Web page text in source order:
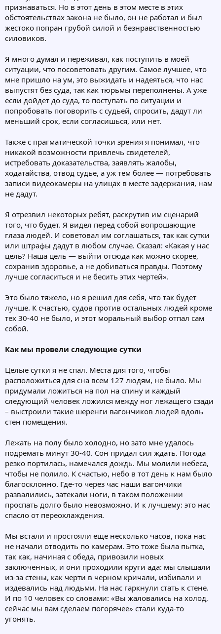
признаваться. Но в этот день в этом месте в этих
обстоятельствах закона не было, он не работал и был
жестоко попран грубой силой и безнравственностью
силовиков.
Я много думал и переживал, как поступить в моей
ситуации, что посоветовать другим. Самое лучшее, что
мне пришло на ум, это выжидать и надеяться, что нас
выпустят без суда, так как тюрьмы переполнены. А уже
если дойдет до суда, то поступать по ситуации и
попробовать поговорить с судьей, спросить, дадут ли
меньший срок, если согласишься, или нет.
Также с прагматической точки зрения я понимал, что
никакой возможности привлечь свидетелей,
истребовать доказательства, заявлять жалобы,
ходатайства, отвод судье, а уж тем более — потребовать
записи видеокамеры на улицах в месте задержания, нам
не дадут.
Я отрезвил некоторых ребят, раскрутив им сценарий
того, что будет. Я видел перед собой вопрошающие
глаза людей. И советовал им соглашаться, так как сутки
или штрафы дадут в любом случае. Сказал: «Какая у нас
цель? Наша цель — выйти отсюда как можно скорее,
сохранив здоровье, а не добиваться правды. Поэтому
лучше согласиться и не бесить этих чертей».
Это было тяжело, но я решил для себя, что так будет
лучше. К счастью, судов против остальных людей кроме
тех 30-40 не было, и этот моральный выбор отпал сам
собой.
Как мы провели следующие сутки
Целые сутки я не спал. Места для того, чтобы
расположиться для сна всем 127 людям, не было. Мы
придумали ложиться на пол на спину и каждый
следующий человек ложился между ног лежащего сзади
– выстроили такие шеренги вагончиков людей вдоль
стен помещения.
Лежать на полу было холодно, но зато мне удалось
подремать минут 30-40. Сон придал сил ждать. Погода
резко портилась, намечался дождь. Мы молили небеса,
чтобы не полило. К счастью, небо в тот день к нам было
благосклонно. Где-то через час наши вагончики
развалились, затекали ноги, в таком положении
проспать долго было невозможно. И к лучшему: это нас
спасло от переохлаждения.
Мы встали и простояли еще несколько часов, пока нас
не начали отводить по камерам. Это тоже была пытка,
так как, начиная с обеда, привозили новых
заключенных, и они проходили круги ада: мы слышали
из-за стены, как черти в черном кричали, избивали и
издевались над людьми. На нас гаркнули стать к стене.
И по 10 человек со словами: «Вы жаловались на холод,
сейчас мы вам сделаем погорячее» стали куда-то
угонять.